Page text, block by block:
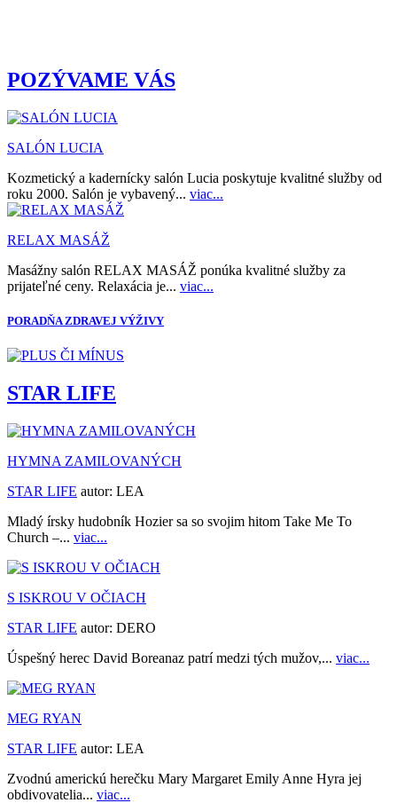
POZÝVAME VÁS
SALÓN LUCIA
Kozmetický a kadernícky salón Lucia poskytuje kvalitné služby od
roku 2000. Salón je vybavený... viac...
RELAX MASÁŽ
Masážny salón RELAX MASÁŽ ponúka kvalitné služby za
prijateľné ceny. Relaxácia je... viac...
PORADŇA ZDRAVEJ VÝŽIVY
STAR LIFE
HYMNA ZAMILOVANÝCH
STAR LIFE autor: LEA
Mladý írsky hudobník Hozier sa so svojim hitom Take Me To
Church –... viac...
S ISKROU V OČIACH
STAR LIFE autor: DERO
Úspešný herec David Boreanaz patrí medzi tých mužov,... viac...
MEG RYAN
STAR LIFE autor: LEA
Zvodnú americkú herečku Mary Margaret Emily Anne Hyra jej
obdivovatelia... viac...